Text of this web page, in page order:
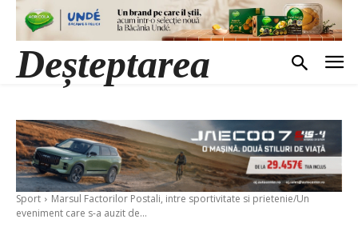
Deșteptarea
Sport
Marsul Factorilor Postali, intre sportivitate si prietenie/Un
eveniment care s-a auzit de...